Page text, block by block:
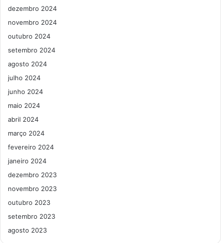
dezembro 2024
novembro 2024
outubro 2024
setembro 2024
agosto 2024
julho 2024
junho 2024
maio 2024
abril 2024
março 2024
fevereiro 2024
janeiro 2024
dezembro 2023
novembro 2023
outubro 2023
setembro 2023
agosto 2023